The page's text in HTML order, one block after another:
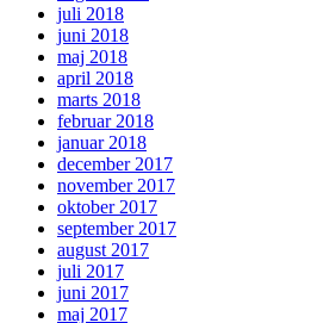
juli 2018
juni 2018
maj 2018
april 2018
marts 2018
februar 2018
januar 2018
december 2017
november 2017
oktober 2017
september 2017
august 2017
juli 2017
juni 2017
maj 2017